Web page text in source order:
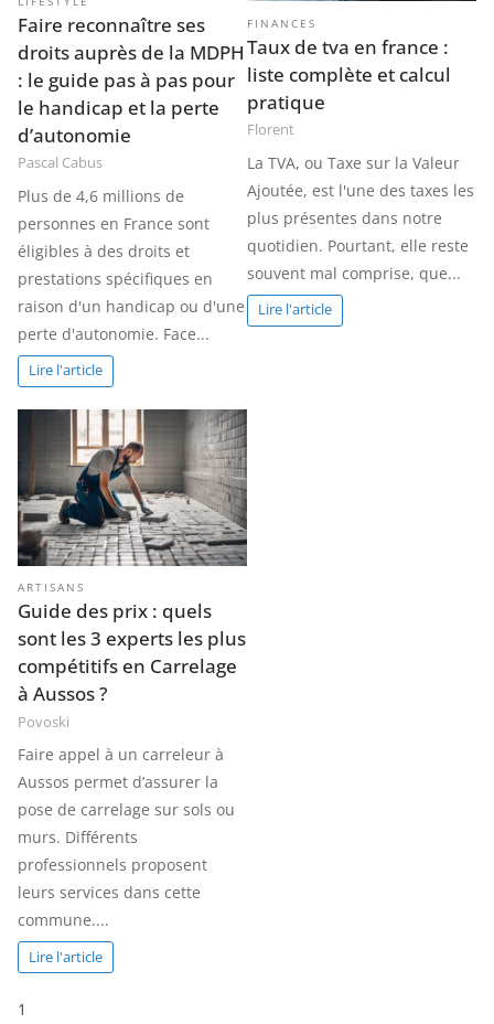
Faire reconnaître ses
droits auprès de la MDPH
: le guide pas à pas pour
le handicap et la perte
d’autonomie
Pascal Cabus
Plus de 4,6 millions de
personnes en France sont
éligibles à des droits et
prestations spécifiques en
raison d'un handicap ou d'une
perte d'autonomie. Face...
Lire l'article
FINANCES
Taux de tva en france :
liste complète et calcul
pratique
Florent
La TVA, ou Taxe sur la Valeur
Ajoutée, est l'une des taxes les
plus présentes dans notre
quotidien. Pourtant, elle reste
souvent mal comprise, que...
Lire l'article
ARTISANS
Guide des prix : quels
sont les 3 experts les plus
compétitifs en Carrelage
à Aussos ?
Povoski
Faire appel à un carreleur à
Aussos permet d’assurer la
pose de carrelage sur sols ou
murs. Différents
professionnels proposent
leurs services dans cette
commune....
Lire l'article
P1